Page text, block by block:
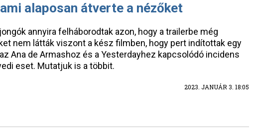
alaposan átverte a nézőket
annyira felháborodtak azon, hogy a trailerbe még
nem látták viszont a kész filmben, hogy pert indítottak egy
Ana de Armashoz és a Yesterdayhez kapcsolódó incidens
eset. Mutatjuk is a többit.
2023. JANUÁR 3. 18:05